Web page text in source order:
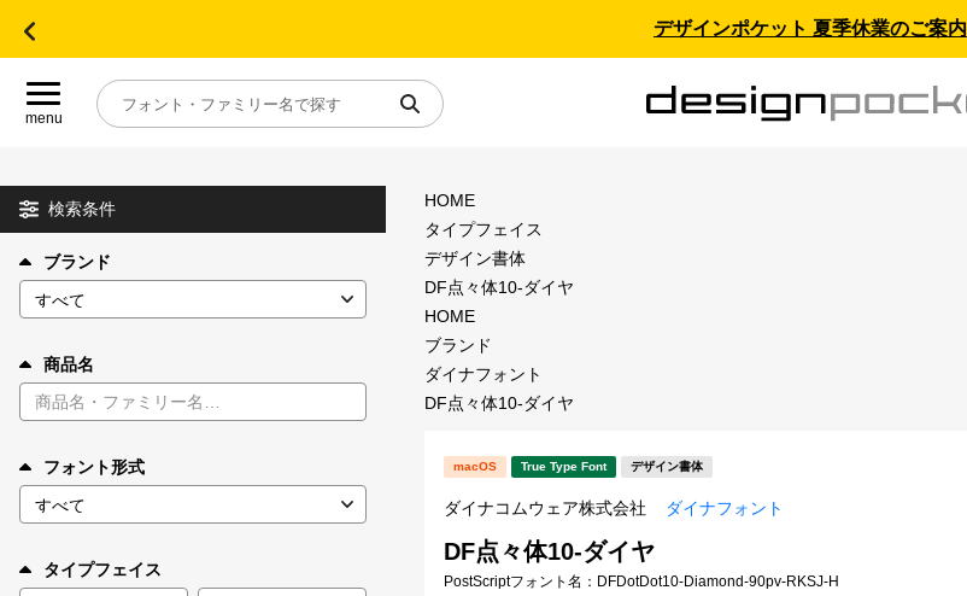
デザインポケット 夏季休業のご案内
menu
目的別フォントガイド
特集
年間ライセンス商品
キャンペーン一覧
検索条件
ブランド
商品名
フォント形式
タイプフェイス
HOME
タイプフェイス
デザイン書体
DF点々体10-ダイヤ
HOME
ブランド
ダイナフォント
DF点々体10-ダイヤ
macOS True Type Font デザイン書体
ダイナコムウェア株式会社 ダイナフォント
DF点々体10-ダイヤ
PostScriptフォント名： DFDotDot10-Diamond-90pv-RKSJ-H